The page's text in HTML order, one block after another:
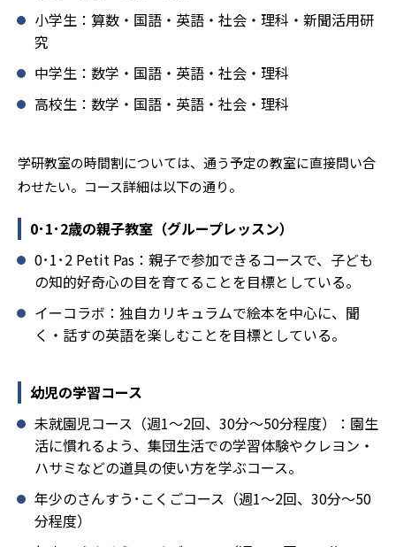
どんなデメリットがある？
学研教室のデメリットとしては、基礎をより重視している
分、生徒によっては物足りなく感じる可能性がある点だろ
う。相性が気になる場合は、近くの教室に問い合わせてみ
ることを推奨する。
小学生：算数・国語・英語・社会・理科・新聞活用研
究
中学生：数学・国語・英語・社会・理科
高校生：数学・国語・英語・社会・理科
学研教室の時間割については、通う予定の教室に直接問い合
わせたい。コース詳細は以下の通り。
0･1･2歳の親子教室（グループレッスン）
0･1･2 Petit Pas：親子で参加できるコースで、子ども
の知的好奇心の目を育てることを目標としている。
イーコラボ：独自カリキュラムで絵本を中心に、聞
く・話すの英語を楽しむことを目標としている。
幼児の学習コース
未就園児コース（週1～2回、30分～50分程度）：園生
活に慣れるよう、集団生活での学習体験やクレヨン・
ハサミなどの道具の使い方を学ぶコース。
年少のさんすう･こくごコース（週1～2回、30分～50
分程度）